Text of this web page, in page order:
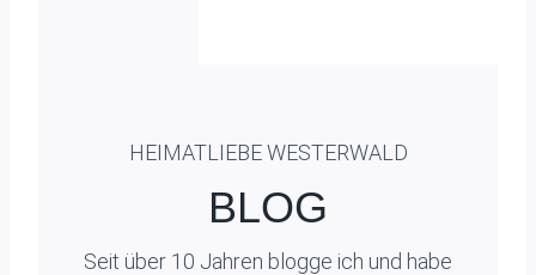
HEIMATLIEBE WESTERWALD
BLOG
Seit über 10 Jahren blogge ich und habe